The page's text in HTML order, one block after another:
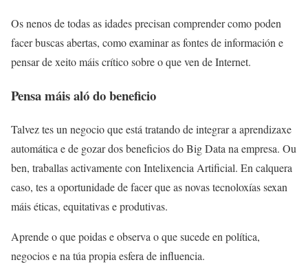
Os nenos de todas as idades precisan comprender como poden
facer buscas abertas, como examinar as fontes de información e
pensar de xeito máis crítico sobre o que ven de Internet.
Pensa máis aló do beneficio
Talvez tes un negocio que está tratando de integrar a aprendizaxe
automática e de gozar dos beneficios do Big Data na empresa. Ou
ben, traballas activamente con Intelixencia Artificial. En calquera
caso, tes a oportunidade de facer que as novas tecnoloxías sexan
máis éticas, equitativas e produtivas.
Aprende o que poidas e observa o que sucede en política,
negocios e na túa propia esfera de influencia.